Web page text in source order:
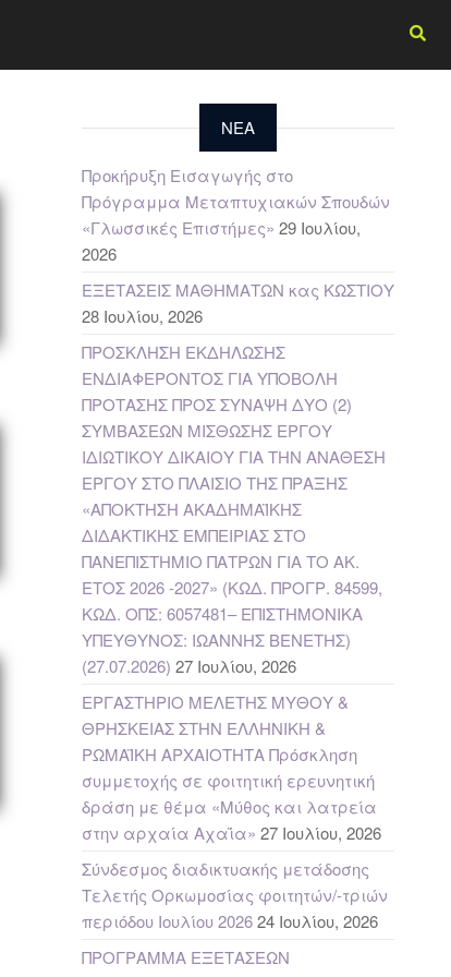
NEA
Προκήρυξη Εισαγωγής στο
Πρόγραμμα Μεταπτυχιακών Σπουδών
«Γλωσσικές Επιστήμες» 29 Ιουλίου,
2026
ΕΞΕΤΑΣΕΙΣ ΜΑΘΗΜΑΤΩΝ κας ΚΩΣΤΙΟΥ
28 Ιουλίου, 2026
ΠΡΟΣΚΛΗΣΗ ΕΚΔΗΛΩΣΗΣ
ΕΝΔΙΑΦΕΡΟΝΤΟΣ ΓΙΑ ΥΠΟΒΟΛΗ
ΠΡΟΤΑΣΗΣ ΠΡΟΣ ΣΥΝΑΨΗ ΔΥΟ (2)
ΣΥΜΒΑΣΕΩΝ ΜΙΣΘΩΣΗΣ ΕΡΓΟΥ
ΙΔΙΩΤΙΚΟΥ ΔΙΚΑΙΟΥ ΓΙΑ ΤΗΝ ΑΝΑΘΕΣΗ
ΕΡΓΟΥ ΣΤΟ ΠΛΑΙΣΙΟ ΤΗΣ ΠΡΑΞΗΣ
«ΑΠΟΚΤΗΣΗ ΑΚΑΔΗΜΑΪΚΗΣ
ΔΙΔΑΚΤΙΚΗΣ ΕΜΠΕΙΡΙΑΣ ΣΤΟ
ΠΑΝΕΠΙΣΤΗΜΙΟ ΠΑΤΡΩΝ ΓΙΑ ΤΟ ΑΚ.
ΕΤΟΣ 2026 -2027» (ΚΩΔ. ΠΡΟΓΡ. 84599,
ΚΩΔ. ΟΠΣ: 6057481– ΕΠΙΣΤΗΜΟΝΙΚΑ
ΥΠΕΥΘΥΝΟΣ: ΙΩΑΝΝΗΣ ΒΕΝΕΤΗΣ)
(27.07.2026) 27 Ιουλίου, 2026
ΕΡΓΑΣΤΗΡΙΟ ΜΕΛΕΤΗΣ ΜΥΘΟΥ &
ΘΡΗΣΚΕΙΑΣ ΣΤΗΝ ΕΛΛΗΝΙΚΗ &
ΡΩΜΑΪΚΗ ΑΡΧΑΙΟΤΗΤΑ Πρόσκληση
συμμετοχής σε φοιτητική ερευνητική
δράση με θέμα «Μύθος και λατρεία
στην αρχαία Αχαΐα» 27 Ιουλίου, 2026
Σύνδεσμος διαδικτυακής μετάδοσης
Τελετής Ορκωμοσίας φοιτητών/-τριών
περιόδου Ιουλίου 2026 24 Ιουλίου, 2026
ΠΡΟΓΡΑΜΜΑ ΕΞΕΤΑΣΕΩΝ